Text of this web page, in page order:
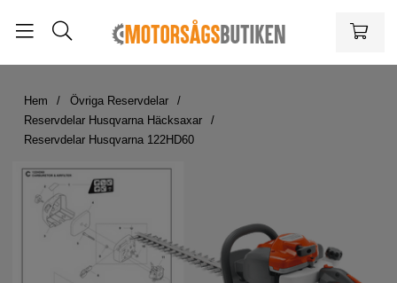
Hem
Övriga Reservdelar
Reservdelar Husqvarna Häcksaxar
Reservdelar Husqvarna 122HD60